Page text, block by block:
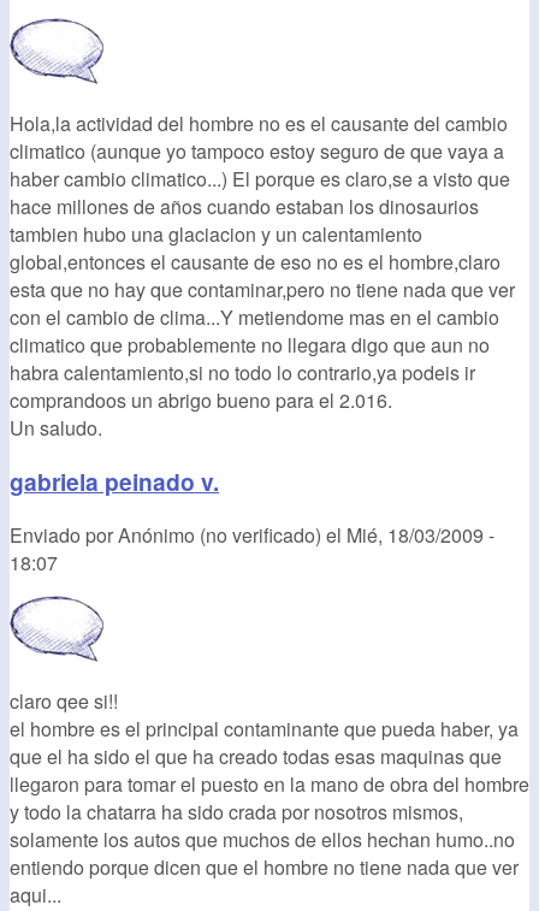
Hola,la actividad del hombre no es el causante del cambio
climatico (aunque yo tampoco estoy seguro de que vaya a
haber cambio climatico...) El porque es claro,se a visto que
hace millones de años cuando estaban los dinosaurios
tambien hubo una glaciacion y un calentamiento
global,entonces el causante de eso no es el hombre,claro
esta que no hay que contaminar,pero no tiene nada que ver
con el cambio de clima...Y metiendome mas en el cambio
climatico que probablemente no llegara digo que aun no
habra calentamiento,si no todo lo contrario,ya podeis ir
comprandoos un abrigo bueno para el 2.016.
Un saludo.
gabriela peinado v.
Enviado porAnónimo (no verificado) el Mié, 18/03/2009 -
18:07
claro qee si!!
el hombre es el principal contaminante que pueda haber, ya
que el ha sido el que ha creado todas esas maquinas que
llegaron para tomar el puesto en la mano de obra del hombre
y todo la chatarra ha sido crada por nosotros mismos,
solamente los autos que muchos de ellos hechan humo..no
entiendo porque dicen que el hombre no tiene nada que ver
aqui...